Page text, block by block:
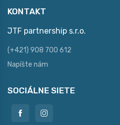
KONTAKT
JTF partnership s.r.o.
(+421) 908 700 612
Napíšte nám
SOCIÁLNE SIETE